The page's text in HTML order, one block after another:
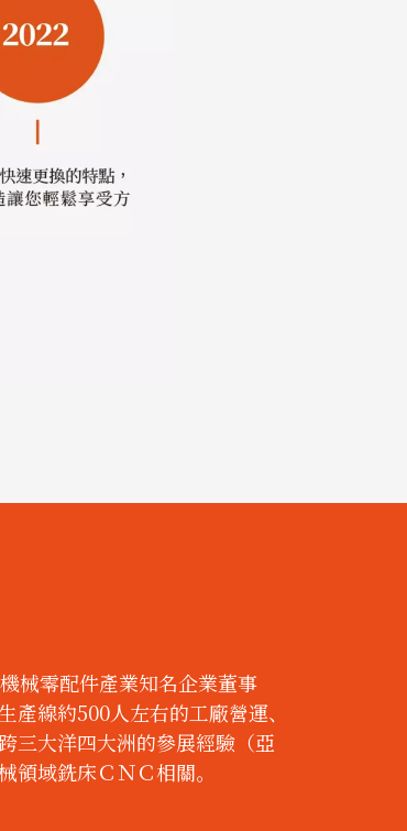
械零配件產業知名企業董事
線約500人左右的工廠營運、
三大洋四大洲的參展經驗（亞
域銑床ＣＮＣ相關。